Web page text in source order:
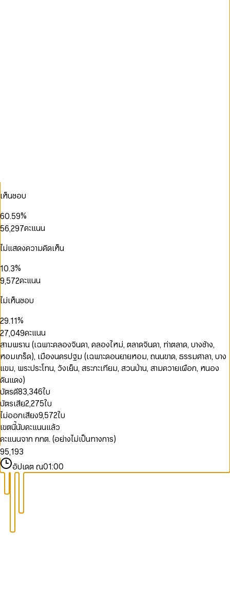
เห็นชอบ
2
4
6
7
8
9
0
1
2
3
4
5
6
7
9
.
3
5
6
7
8
9
7
9%
0
2
4
5
7
9
2
3
5
6
8
,
1
2
4
6
7
8
9
6
8
9
4
5
6
7
9
คะแนน
ไม่แสดงความคิดเห็น
1
2
3
4
5
6
7
8
9
0
1
2
3
4
5
6
7
8
9
.
1
3
4
5
6
7
8
9
%
0
2
3
4
5
6
8
9,
0
1
2
4
5
7
9
0
1
2
4
6
7
9
0
1
2
4
6
7
8
9
คะแนน
ไม่เห็นชอบ
0
2
3
4
5
6
7
8
9
1
3
4
5
7
9.1
2
3
4
5
6
7
8
9
1
2
3
4
5
6
7
8
9
%
1
2
3
4
5
6
7
8
9
0
1
2
3
4
6
7
8
9
,0
1
2
3
4
5
6
7
8
9
1
2
3
4
5
6
7
8
9
0
2
3
4
6
7
8
9คะแนน
สามพราน (เฉพาะคลองจินดา, คลองใหม่, ตลาดจินดา, ท่าตลาด, บางช้าง,
หอมเกร็ด), เมืองนครปฐม (เฉพาะดอนยายหอม, ถนนขาด, ธรรมศาลา, บาง
แขม, พระประโทน, วังเย็น, สระกะเทียม, สวนป่าน, สามควายเผือก, หนอง
ดินแดง)
บัตรดี83,346ใบ
บัตรเสีย2,275ใบ
ไม่ออกเสียง9,572ใบ
เขตนี้นับคะแนนแล้ว
คะแนนจาก กกต. (อย่างไม่เป็นทางการ)
0
1
2
3
4
5
6
7
8
9
0
1
2
3
4
5
6
7
,
0
1
2
3
0
1
2
3
4
5
6
7
8
9
0
1
2
3
4
5
อัปเดต ณ01:00